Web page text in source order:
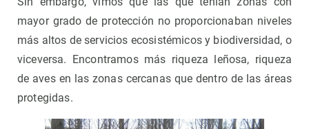
mayor grado de protección no proporcionaban niveles
más altos de servicios ecosistémicos y biodiversidad, o
viceversa. Encontramos más riqueza leñosa, riqueza
de aves en las zonas cercanas que dentro de las áreas
protegidas.